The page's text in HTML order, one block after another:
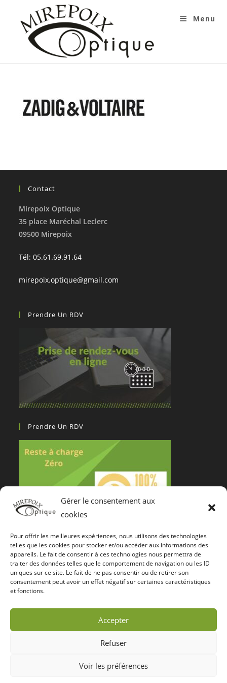
Gérer le consentement aux
cookies
Pour offrir les meilleures expériences, nous utilisons des technologies
telles que les cookies pour stocker et/ou accéder aux informations des
appareils. Le fait de consentir à ces technologies nous permettra de
traiter des données telles que le comportement de navigation ou les ID
uniques sur ce site. Le fait de ne pas consentir ou de retirer son
consentement peut avoir un effet négatif sur certaines caractéristiques
et fonctions.
Accepter
Refuser
Voir les préférences
Menu
Contact
Mirepoix Optique
35 place Maréchal Leclerc
09500 Mirepoix
Tél: 05.61.69.91.64
mirepoix.optique@gmail.com
Prendre Un RDV
Prendre Un RDV
Notre Certification De Services
Copyright Mirepoix Optique - TVA Intra: FR47490962149 - N° Siret: